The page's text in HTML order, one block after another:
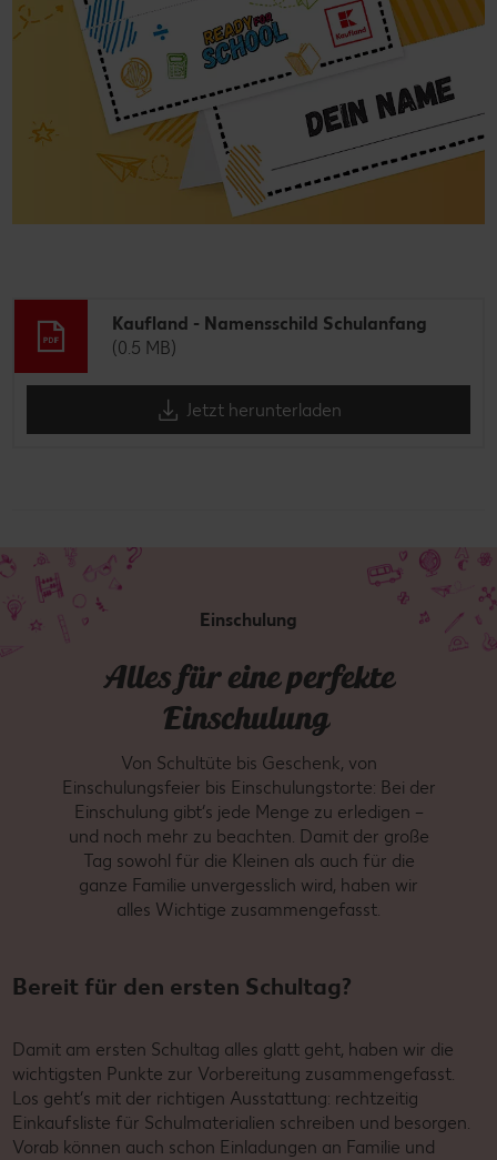
Kaufland - Namensschild Schulanfang
(0.5 MB)
Jetzt herunterladen
Einschulung
Alles für eine perfekte
Einschulung
Von Schultüte bis Geschenk, von
Einschulungsfeier bis Einschulungstorte: Bei der
Einschulung gibt‘s jede Menge zu erledigen –
und noch mehr zu beachten. Damit der große
Tag sowohl für die Kleinen als auch für die
ganze Familie unvergesslich wird, haben wir
alles Wichtige zusammengefasst.
Bereit für den ersten Schultag?
Damit am ersten Schultag alles glatt geht, haben wir die
wichtigsten Punkte zur Vorbereitung zusammengefasst.
Los geht‘s mit der richtigen Ausstattung: rechtzeitig
Einkaufsliste für Schulmaterialien schreiben und besorgen.
Vorab können auch schon Einladungen an Familie und